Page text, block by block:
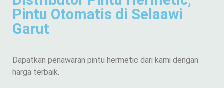
Pintu Otomatis di Selaawi
Garut
Dapatkan penawaran pintu hermetic dari kami dengan
harga terbaik.